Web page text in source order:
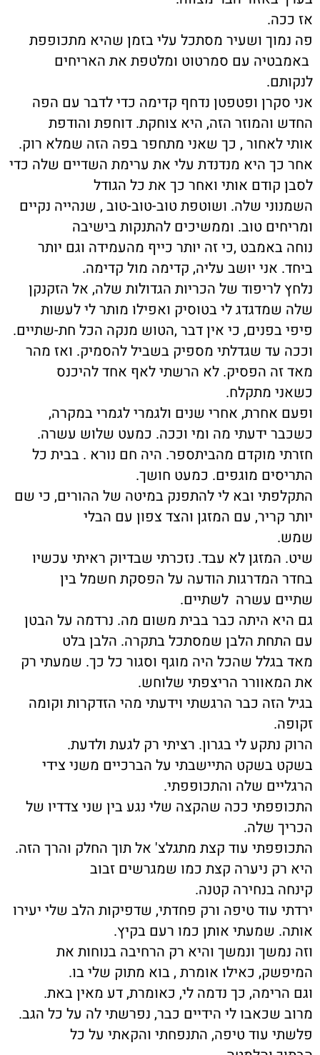
אז ככה.
פה נמוך ושעיר מסתכל עלי בזמן שהיא מתכופפת
באמבטיה עם סמרטוט ומלטפת את האריחים
לנקותם.
אני סקרן ופטפטן נדחף קדימה כדי לדבר עם הפה
החדש והמוזר הזה, היא צוחקת. דוחפת והודפת
אותי לאחור , כך שאני מתחפר בפה הזה שמלא רוק.
אחר כך היא מנדנדת עלי את ערימת השדיים שלה כדי
לסבן קודם אותי ואחר כך את כל הגודל
השמנוני שלה. ושוטפת טוב-טוב-טוב , שנהייה נקיים
ומריחים טוב. וממשיכים להתנקות בישיבה
נוחה באמבט ,כי זה יותר כייף מהעמידה וגם יותר
ביחד. אני יושב עליה, קדימה מול קדימה.
נלחץ לריפוד של הכריות הגדולות שלה, אל הזקנקן
שלה שמדגדג לי בטוסיק ואפילו מותר לי לעשות
פיפי בפנים, כי אין דבר ,הטוש מנקה הכל חת-שתיים.
וככה עד שגדלתי מספיק בשביל להסמיק. ואז מהר
מאד זה הפסיק. לא הרשתי לאף אחד להיכנס
כשאני מתקלח.
ופעם אחרת, אחרי שנים ולגמרי לגמרי במקרה,
כשכבר ידעתי מה ומי וככה. כמעט שלוש עשרה.
חזרתי מוקדם מהביתספר. היה חם נורא . בבית כל
התריסים מוגפים. כמעט חושך.
התקלפתי ובא לי להתפנק במיטה של ההורים, כי שם
יותר קריר, עם המזגן והצד צפון עם הבלי
שמש.
שיט. המזגן לא עבד. נזכרתי שבדיוק ראיתי עכשיו
בחדר המדרגות הודעה על הפסקת חשמל בין
שתיים עשרה לשתיים.
גם היא היתה כבר בבית משום מה. נרדמה על הבטן
עם התחת הלבן שמסתכל בתקרה. הלבן בלט
מאד בגלל שהכל היה מוגף וסגור כל כך. שמעתי רק
את המאוורר הריצפתי שלוחש.
בגיל הזה כבר הרגשתי וידעתי מהי הזדקרות וקומה
זקופה.
הרוק נתקע לי בגרון. רציתי רק לגעת ולדעת.
בשקט בשקט התיישבתי על הברכיים משני צידי
הרגליים שלה והתכופפתי.
התכופפתי ככה שהקצה שלי נגע בין שני צדדיו של
הכריך שלה.
התכופפתי עוד קצת מתגלצ' אל תוך החלק והרך הזה.
היא רק ניערה קצת כמו שמגרשים זבוב
קינחה בנחירה קטנה.
ירדתי עוד טיפה ורק פחדתי, שדפיקות הלב שלי יעירו
אותה. שמעתי אותן כמו רעם בקיץ.
וזה נמשך ונמשך והיא רק הרחיבה בנוחות את
המיפשק, כאילו אומרת , בוא מתוק שלי בו.
וגם הרימה, כך נדמה לי, כאומרת, דע מאין באת.
מרוב שכאבו לי הידיים כבר, נפרשתי לה על כל הגב.
פלשתי עוד טיפה, התנפחתי והקאתי על כל